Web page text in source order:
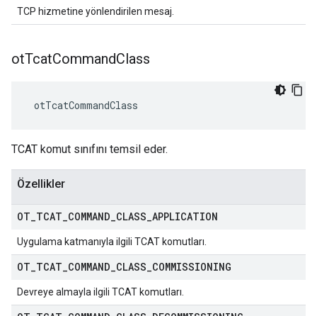
TCP hizmetine yönlendirilen mesaj.
otTcatCommandClass
otTcatCommandClass
TCAT komut sınıfını temsil eder.
Özellikler
OT TCAT COMMAND CLASS APPLICATION
Uygulama katmanıyla ilgili TCAT komutları.
OT TCAT COMMAND CLASS COMMISSIONING
Devreye almayla ilgili TCAT komutları.